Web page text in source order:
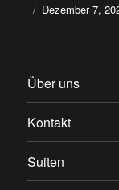
AutorVeröffentlicht
Dezember 7,
Über uns
Kontakt
Suiten